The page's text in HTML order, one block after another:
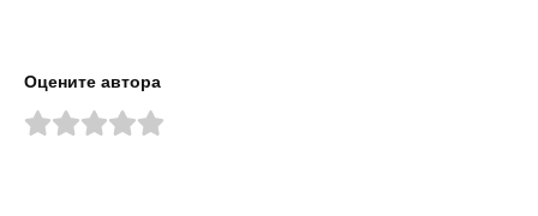
Оцените автора